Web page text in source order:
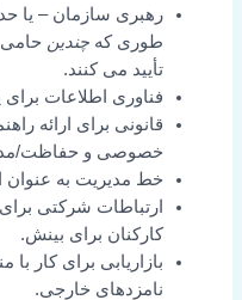
رهبری سازمان – یا
طوری کهچندین حامی
تأیید می کنند.
فناوری اطلاعات برای
قانونی برای ارائه
خصوصی و حفاظت/
خط مدیریت به عنوان
ارتباطات شرکتی
کارکنان برای بینش.
بازاریابی برای کار
نامزدهای خارجی.